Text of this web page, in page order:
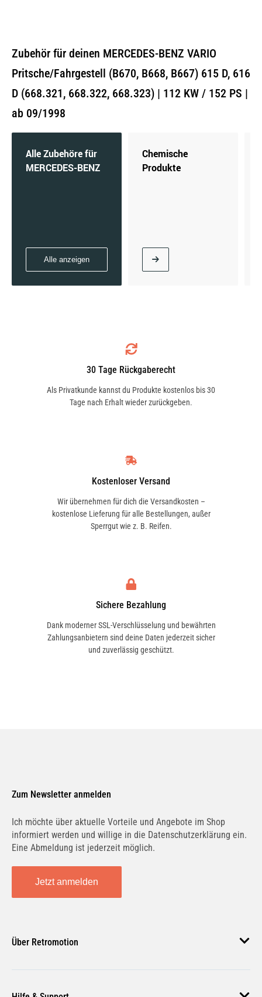
Zubehör für deinen MERCEDES-BENZ VARIO
Pritsche/Fahrgestell (B670, B668, B667) 615 D, 616
D (668.321, 668.322, 668.323) | 112 KW / 152 PS |
ab 09/1998
Alle Zubehöre für
MERCEDES-BENZ
Alle anzeigen
Chemische
Produkte
30 Tage Rückgaberecht
Als Privatkunde kannst du Produkte kostenlos bis 30
Tage nach Erhalt wieder zurückgeben.
Kostenloser Versand
Wir übernehmen für dich die Versandkosten –
kostenlose Lieferung für alle Bestellungen, außer
Sperrgut wie z. B. Reifen.
Sichere Bezahlung
Dank moderner SSL-Verschlüsselung und bewährten
Zahlungsanbietern sind deine Daten jederzeit sicher
und zuverlässig geschützt.
Zum Newsletter anmelden
Ich möchte über aktuelle Vorteile und Angebote im Shop
informiert werden und willige in die Datenschutzerklärung ein.
Eine Abmeldung ist jederzeit möglich.
Jetzt anmelden
Über Retromotion